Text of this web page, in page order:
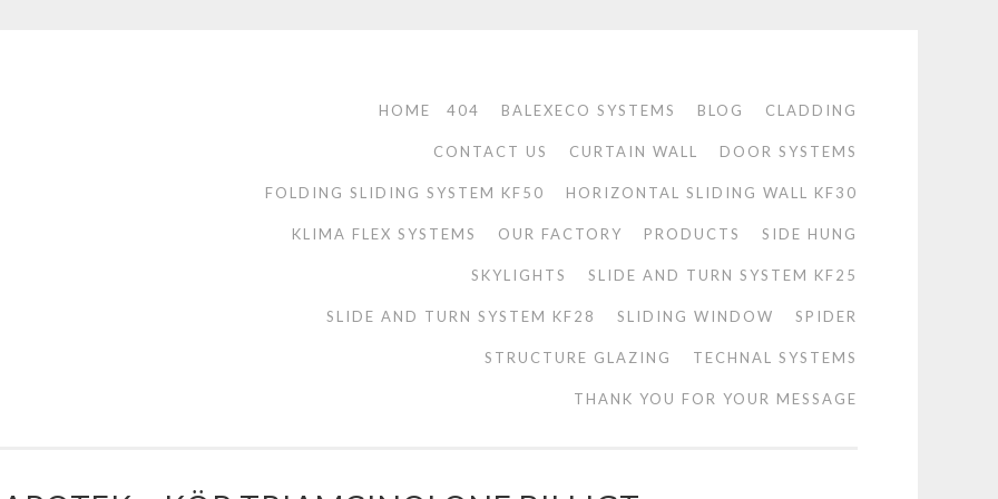
HOME 404 BALEXECO SYSTEMS BLOG CLADDING
CONTACT US CURTAIN WALL DOOR SYSTEMS
FOLDING SLIDING SYSTEM KF50 HORIZONTAL SLIDING WALL KF30
KLIMA FLEX SYSTEMS OUR FACTORY PRODUCTS SIDE HUNG
SKYLIGHTS SLIDE AND TURN SYSTEM KF25
SLIDE AND TURN SYSTEM KF28 SLIDING WINDOW SPIDER
STRUCTURE GLAZING TECHNAL SYSTEMS
THANK YOU FOR YOUR MESSAGE